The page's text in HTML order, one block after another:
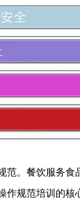
。餐饮服务
规范培训的核